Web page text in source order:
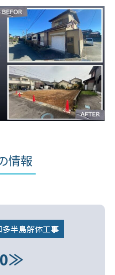
情報
多半島解体工事